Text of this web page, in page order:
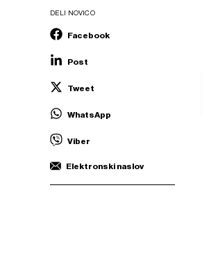
DELI NOVICO
Facebook
Post
Tweet
WhatsApp
Viber
Elektronski naslov